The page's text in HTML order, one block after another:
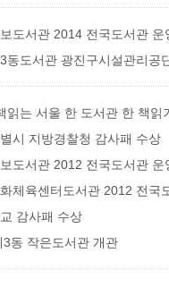
도서관 2014 전국도서관 운
동도서관 광진구시설관리공
읽는 서울 한 도서관 한 책
시 지방경찰청 감사패 수상
도서관 2012 전국도서관
체육센터도서관 2012 전국
감사패 수상
3동 작은도서관 개관